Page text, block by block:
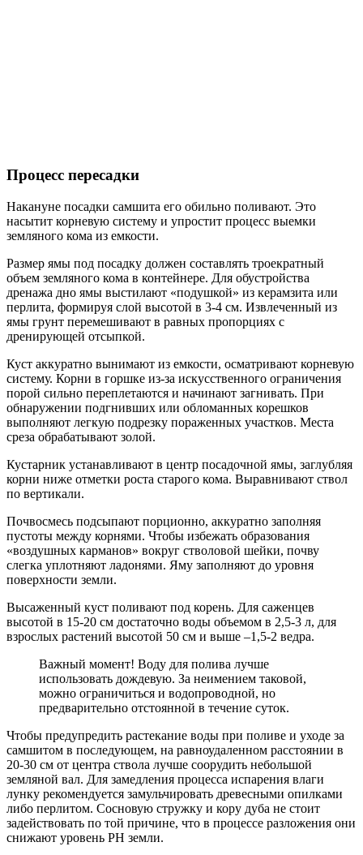
Процесс пересадки
Накануне посадки самшита его обильно поливают. Это
насытит корневую систему и упростит процесс выемки
земляного кома из емкости.
Размер ямы под посадку должен составлять троекратный
объем земляного кома в контейнере. Для обустройства
дренажа дно ямы выстилают «подушкой» из керамзита или
перлита, формируя слой высотой в 3-4 см. Извлеченный из
ямы грунт перемешивают в равных пропорциях с
дренирующей отсыпкой.
Куст аккуратно вынимают из емкости, осматривают корневую
систему. Корни в горшке из-за искусственного ограничения
порой сильно переплетаются и начинают загнивать. При
обнаружении подгнивших или обломанных корешков
выполняют легкую подрезку пораженных участков. Места
среза обрабатывают золой.
Кустарник устанавливают в центр посадочной ямы, заглубляя
корни ниже отметки роста старого кома. Выравнивают ствол
по вертикали.
Почвосмесь подсыпают порционно, аккуратно заполняя
пустоты между корнями. Чтобы избежать образования
«воздушных карманов» вокруг стволовой шейки, почву
слегка уплотняют ладонями. Яму заполняют до уровня
поверхности земли.
Высаженный куст поливают под корень. Для саженцев
высотой в 15-20 см достаточно воды объемом в 2,5-3 л, для
взрослых растений высотой 50 см и выше –1,5-2 ведра.
Важный момент! Воду для полива лучше
использовать дождевую. За неимением таковой,
можно ограничиться и водопроводной, но
предварительно отстоянной в течение суток.
Чтобы предупредить растекание воды при поливе и уходе за
самшитом в последующем, на равноудаленном расстоянии в
20-30 см от центра ствола лучше соорудить небольшой
земляной вал. Для замедления процесса испарения влаги
лунку рекомендуется замульчировать древесными опилками
либо перлитом. Сосновую стружку и кору дуба не стоит
задействовать по той причине, что в процессе разложения они
снижают уровень PH земли.